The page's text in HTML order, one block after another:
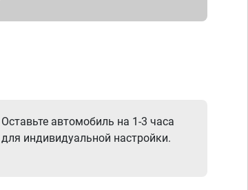
Оставьте автомобиль на 1-3 часа
для индивидуальной настройки.